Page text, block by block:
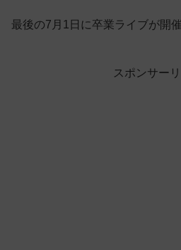
最後の7月1日に卒業ライブが開
スポンサー